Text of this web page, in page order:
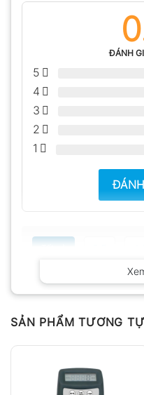
ĐÁNH
5
4
3
2
1
Có ảnh
Chưa có đánh giá nào.
Hỏi đáp
SẢN PHẨM TƯƠNG TỰ